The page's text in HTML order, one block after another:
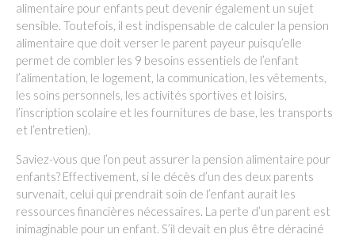
alimentaire pour enfants peut devenir également un sujet
sensible. Toutefois, il est indispensable de calculer la pension
alimentaire que doit verser le parent payeur puisqu’elle
permet de combler les 9 besoins essentiels de l’enfant
l’alimentation, le logement, la communication, les vêtements,
les soins personnels, les activités sportives et loisirs,
l’inscription scolaire et les fournitures de base, les transports
et l’entretien).
Saviez-vous que l’on peut assurer la pension alimentaire pour
enfants? Effectivement, si le décès d’un des deux parents
survenait, celui qui prendrait soin de l’enfant aurait les
ressources financières nécessaires. La perte d’un parent est
inimaginable pour un enfant. S’il devait en plus être déraciné